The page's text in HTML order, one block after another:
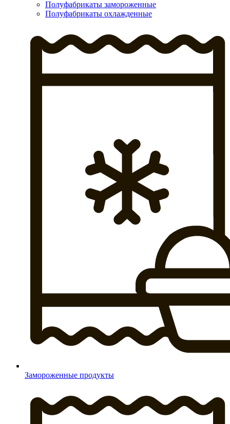
Полуфабрикаты замороженные
Полуфабрикаты охлажденные
Замороженные продукты